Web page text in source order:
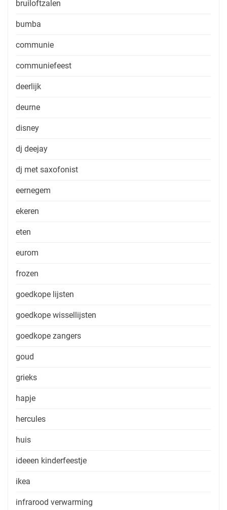
bruiloftzalen
bumba
communie
communiefeest
deerlijk
deurne
disney
dj deejay
dj met saxofonist
eernegem
ekeren
eten
eurom
frozen
goedkope lijsten
goedkope wissellijsten
goedkope zangers
goud
grieks
hapje
hercules
huis
ideeen kinderfeestje
ikea
infrarood verwarming